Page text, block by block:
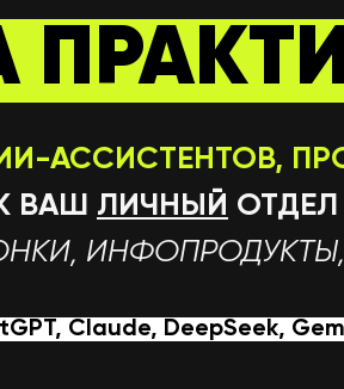
Claude, DeepSeek,
АССИСТЕНТОВ,
ВАШ ЛИЧНЫЙ ОТДЕЛ